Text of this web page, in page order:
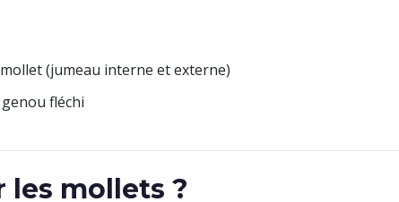
(jumeau interne et externe)
fléchi
mollets ?